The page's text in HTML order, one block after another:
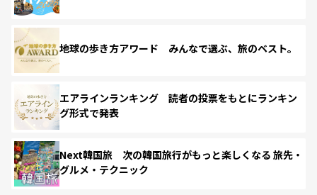
地球の歩き方アワード みんなで選ぶ、旅のベスト。
エアラインランキング 読者の投票をもとにランキン
グ形式で発表
Next韓国旅 次の韓国旅行がもっと楽しくなる 旅先・
グルメ・テクニック